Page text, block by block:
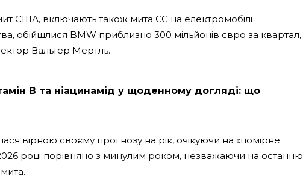
мит США, включають також мита ЄС на електромобілі
обійшлися BMW приблизно 300 мільйонів євро за квартал,
Вальтер Мертль.
B та ніацинамід у щоденному догляді: що
вірною своєму прогнозу на рік, очікуючи на «помірне
році порівняно з минулим роком, незважаючи на останню